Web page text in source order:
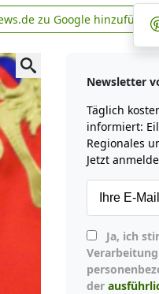
news.de zu
zu Google hinzufügen
Newsletter
Täglich
informiert:
Regionales
Jetzt
der